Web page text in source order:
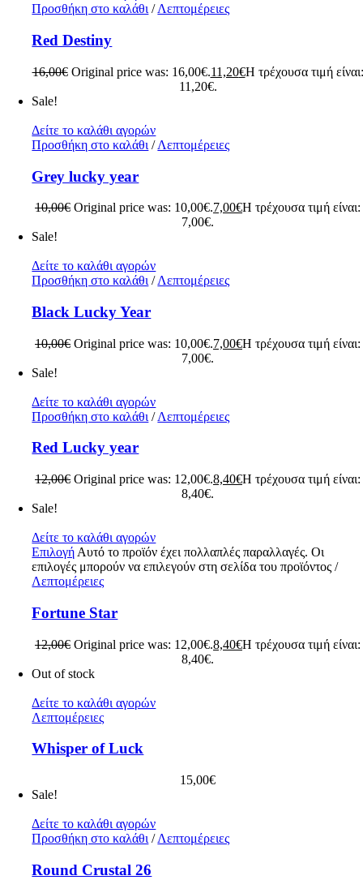
Προσθήκη στο καλάθι /Λεπτομέρειες
Red Destiny
16,00€ Original price was: 16,00€.11,20€Η τρέχουσα τιμή είναι:
11,20€.
Sale!
Δείτε το καλάθι αγορών
Προσθήκη στο καλάθι / Λεπτομέρειες
Grey lucky year
10,00€ Original price was: 10,00€.7,00€Η τρέχουσα τιμή είναι:
7,00€.
Sale!
Δείτε το καλάθι αγορών
Προσθήκη στο καλάθι / Λεπτομέρειες
Black Lucky Year
10,00€ Original price was: 10,00€.7,00€Η τρέχουσα τιμή είναι:
7,00€.
Sale!
Δείτε το καλάθι αγορών
Προσθήκη στο καλάθι / Λεπτομέρειες
Red Lucky year
12,00€ Original price was: 12,00€.8,40€Η τρέχουσα τιμή είναι:
8,40€.
Sale!
Δείτε το καλάθι αγορών
Επιλογή Αυτό το προϊόν έχει πολλαπλές παραλλαγές. Οι
επιλογές μπορούν να επιλεγούν στη σελίδα του προϊόντος/
Λεπτομέρειες
Fortune Star
12,00€ Original price was: 12,00€.8,40€Η τρέχουσα τιμή είναι:
8,40€.
Out of stock
Δείτε το καλάθι αγορών
Λεπτομέρειες
Whisper of Luck
15,00€
Sale!
Δείτε το καλάθι αγορών
Προσθήκη στο καλάθι / Λεπτομέρειες
Round Crustal 26